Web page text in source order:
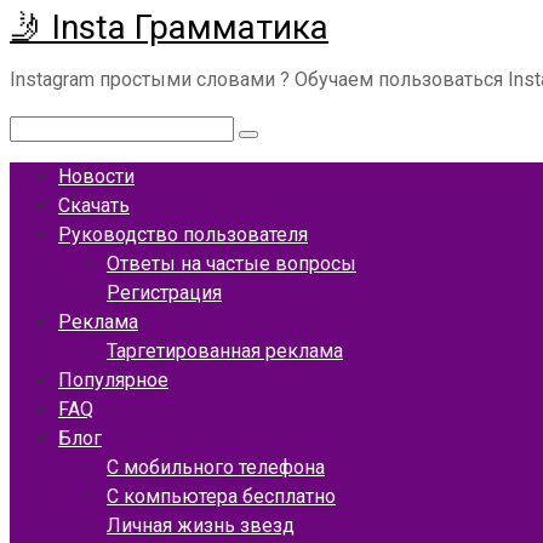
Перейти
к
контенту
🤳 Insta Грамматика
Instagram простыми словами ? Обучаем пользоваться
Новости
Скачать
Руководство пользователя
Ответы на частые вопросы
Регистрация
Реклама
Таргетированная реклама
Популярное
FAQ
Блог
С мобильного телефона
С компьютера бесплатно
Личная жизнь звезд